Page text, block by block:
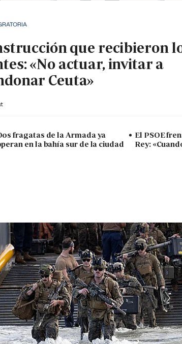
que recibieron
«No actuar, invitar a
Ceuta»
fragatas de la Armada ya
en la bahía sur de la ciudad
El PSOE
Rey: